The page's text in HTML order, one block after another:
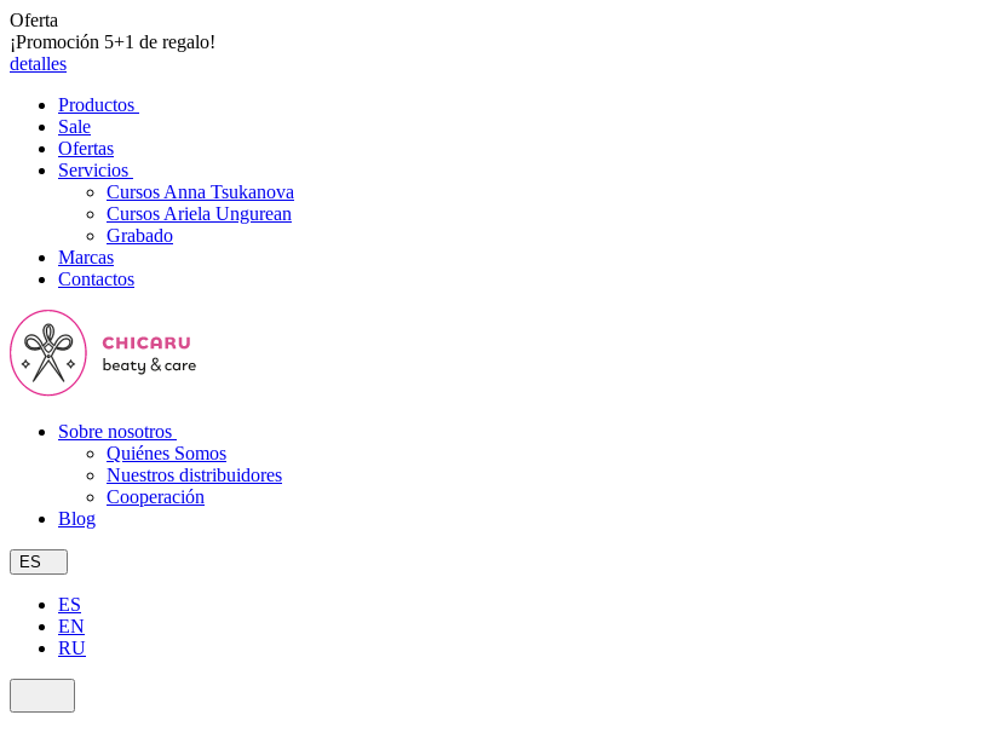
Oferta
¡Promoción 5+1 de regalo!
detalles
Productos
Sale
Ofertas
Servicios
Cursos Anna Tsukanova
Cursos Ariela Ungurean
Grabado
Marcas
Contactos
Sobre nosotros
Quiénes Somos
Nuestros distribuidores
Cooperación
Blog
ES
ES
EN
RU